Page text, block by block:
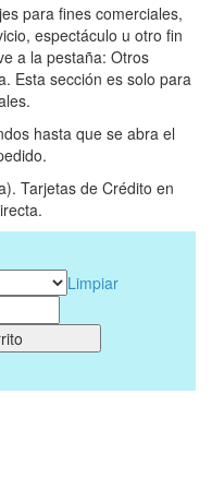
para fines comerciales,
espectáculo u otro fin
a la pestaña: Otros
Esta sección es solo para
hasta que se abra el
Tarjetas de Crédito en
Limpiar